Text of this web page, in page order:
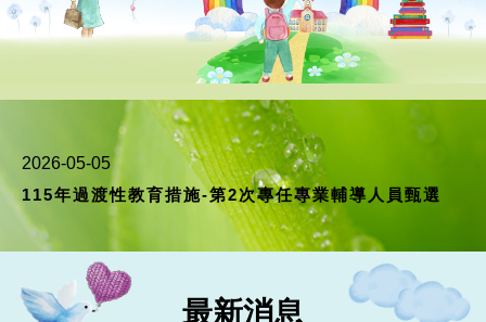
彰化縣學生輔導諮商中心執行秘書遴聘結果公告
115年過渡性教育措施-第2次專任專業輔導人員甄選
2026-02-03
115年「推動過渡性教育措施計畫」 專任專業輔導人員甄
2026-01-16
最新消息